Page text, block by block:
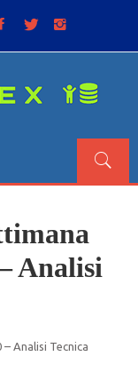
Analisi
Analisi Tecnica